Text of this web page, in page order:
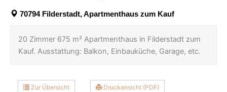
70794 Filderstadt, Apartmenthaus zum Kauf
20 Zimmer 675 m² Apartmenthaus in Filderstadt zum
Kauf. Ausstattung: Balkon, Einbauküche, Garage, etc.
Zur Übersicht Druckansicht (PDF)